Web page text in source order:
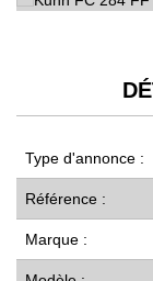
Type d'annonce :
Référence :
Marque :